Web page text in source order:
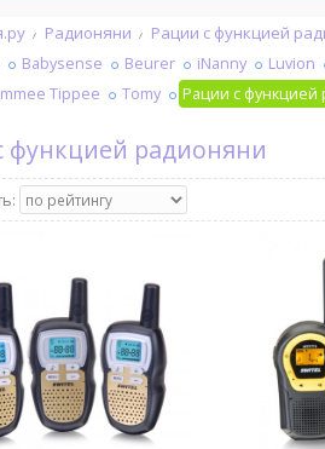
Радионяни Рации с функцией
Babysense Beurer iNanny Luvion
Tippee Tomy Рации с функцией
функцией радионяни